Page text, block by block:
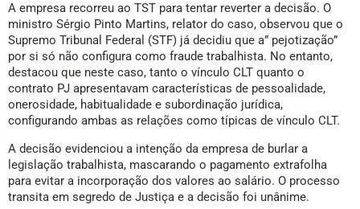
A empresa recorreu ao TST para tentar reverter a decisão. O
ministro Sérgio Pinto Martins, relator do caso, observou que o
Supremo Tribunal Federal (STF) já decidiu que a” pejotização”
por si só não configura como fraude trabalhista. No entanto,
destacou que neste caso, tanto o vínculo CLT quanto o
contrato PJ apresentavam características de pessoalidade,
onerosidade, habitualidade e subordinação jurídica,
configurando ambas as relações como típicas de vínculo CLT.
A decisão evidenciou a intenção da empresa de burlar a
legislação trabalhista, mascarando o pagamento extrafolha
para evitar a incorporação dos valores ao salário. O processo
transita em segredo de Justiça e a decisão foi unânime.